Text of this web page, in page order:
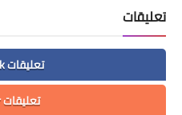
تعليقات
تعليقات Facebook
تعليقات Blogger